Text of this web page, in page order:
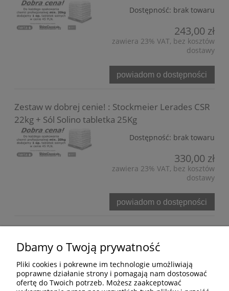
Dostępność: brak towaru
243,00 zł
zawiera 23% VAT, bez kosztów
dostawy
powiadom o dostępności
Zestaw w dobrej cenie! : Stockmeier Lerades CSR
22kg + Sól Solino tabletka 25Kg
Dostępność: brak towaru
330,00 zł
zawiera 23% VAT, bez kosztów
dostawy
powiadom o dostępności
Bezpieczne formy płatności
Dbamy o Twoją prywatność
Pliki cookies i pokrewne im technologie umożliwiają
poprawne działanie strony i pomagają nam dostosować
ofertę do Twoich potrzeb. Możesz zaakceptować